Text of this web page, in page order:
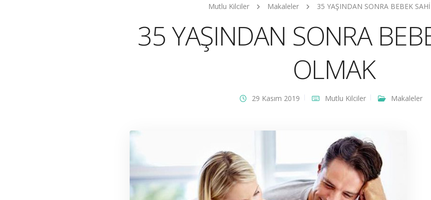
Mutlu Kilciler Makaleler 35 YAŞINDAN SONRA BEBEK
35 YAŞINDAN SONRA
OLMAK
29 Kasım 2019 Mutlu Kilciler Makaleler